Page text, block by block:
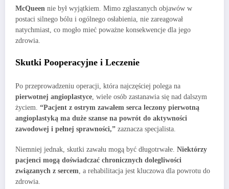
McQueen nie był wyjątkiem. Mimo zgłaszanych objawów w
postaci silnego bólu i ogólnego osłabienia, nie zareagował
natychmiast, co mogło mieć poważne konsekwencje dla jego
zdrowia.
Skutki Pooperacyjne i Leczenie
Po przeprowadzeniu operacji, która najczęściej polega na
pierwotnej angioplastyce, wiele osób zastanawia się nad dalszym
życiem. “Pacjent z ostrym zawałem serca leczony pierwotną
angioplastyką ma duże szanse na powrót do aktywności
zawodowej i pełnej sprawności,” zaznacza specjalista.
Niemniej jednak, skutki zawału mogą być długotrwałe. Niektórzy
pacjenci mogą doświadczać chronicznych dolegliwości
związanych z sercem, a rehabilitacja jest kluczowa dla powrotu do
zdrowia.